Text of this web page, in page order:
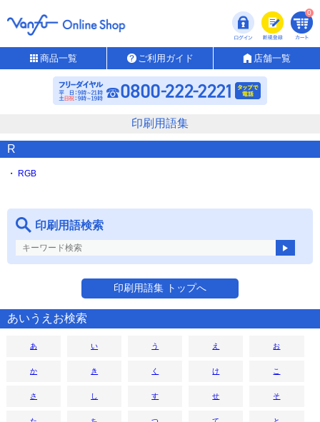
0
商品一覧 ご利用ガイド 店舗一覧
印刷用語集
R
RGB
印刷用語検索
印刷用語集 トップへ
あいうえお検索
あ い う え お
か き く け こ
さ し す せ そ